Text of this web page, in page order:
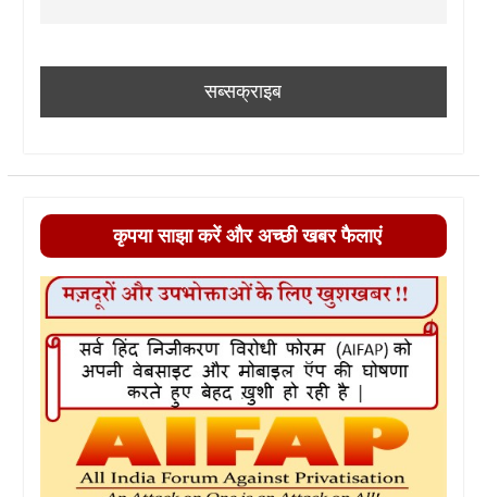
कृपया साझा करें और अच्छी खबर फैलाएं